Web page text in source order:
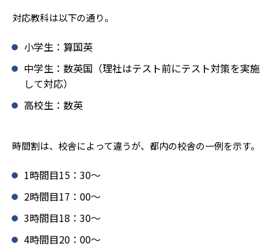
対応教科は以下の通り。
小学生：算国英
中学生：数英国（理社はテスト前にテスト対策を実施
して対応）
高校生：数英
時間割は、校舎によって違うが、都内の校舎の一例を示す。
1時間目15：30〜
2時間目17：00〜
3時間目18：30〜
4時間目20：00〜